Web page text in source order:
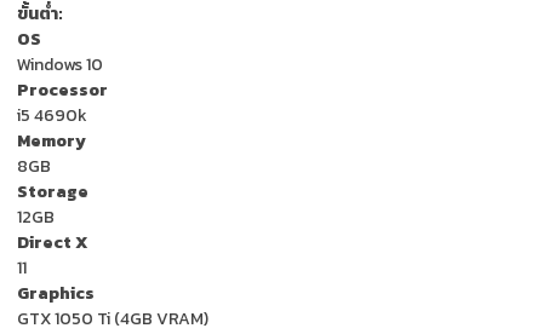
ขั้นต่ำ:
OS
Windows 10
Processor
i5 4690k
Memory
8GB
Storage
12GB
Direct X
11
Graphics
GTX 1050 Ti (4GB VRAM)